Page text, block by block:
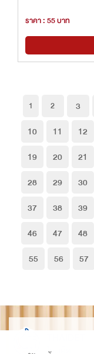
ราคา : 55 บาท
1 2 3
10
11 12
19
20 21
28
29 30
37
38 39
46
47 48
55
56 57
ไทยเด็ด